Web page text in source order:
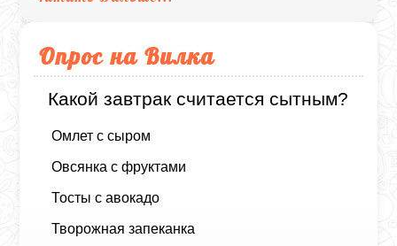
Опрос на Вилка
Какой завтрак считается сытным?
Омлет с сыром
Овсянка с фруктами
Тосты с авокадо
Творожная запеканка